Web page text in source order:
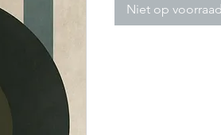
Niet op voorraad